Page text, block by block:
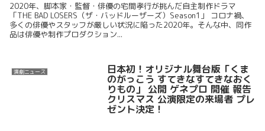
2020年、脚本家・監督・俳優の宅間孝行が挑んだ自主制作ドラマ
「THE BAD LOSERS（ザ・バッドルーザーズ）Season1」 コロナ禍、
多くの俳優やスタッフが厳しい状況に陥った2020年。そんな中、同作
品は俳優や制作プロダクション...
演劇ニュース 日本初！オリジナル舞台版「くま
のがっこう すてきなすてきなおく
りもの」 公開 ゲネプロ 開催 報告
クリスマス 公演限定の来場者 プレ
ゼント決定！